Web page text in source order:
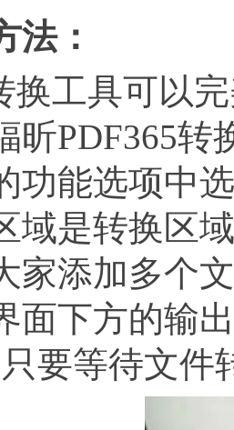
法：
工具可以完
昕PDF365转
功能选项中
域是转换区
家添加多个
面下方的输
要等待文件